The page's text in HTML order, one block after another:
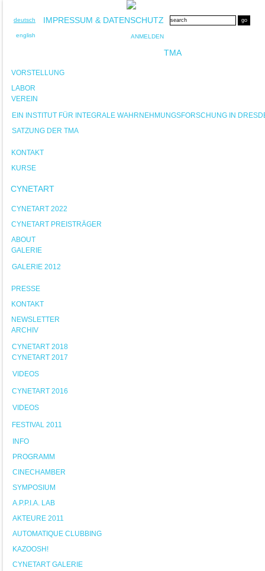
deutsch
english
IMPRESSUM & DATENSCHUTZ
ANMELDEN
TMA
VORSTELLUNG
LABOR
VEREIN
EIN INSTITUT FÜR INTEGRALE WAHRNEHMUNGSFORSCHUNG IN
SATZUNG DER TMA
KONTAKT
KURSE
CYNETART
CYNETART 2022
CYNETART PREISTRÄGER
ABOUT
GALERIE
GALERIE 2012
PRESSE
KONTAKT
NEWSLETTER
ARCHIV
CYNETART 2018
CYNETART 2017
VIDEOS
CYNETART 2016
VIDEOS
FESTIVAL 2011
INFO
PROGRAMM
CINECHAMBER
SYMPOSIUM
A.P.P.I.A. LAB
AKTEURE 2011
AUTOMATIQUE CLUBBING
KAZOOSH!
CYNETART GALERIE